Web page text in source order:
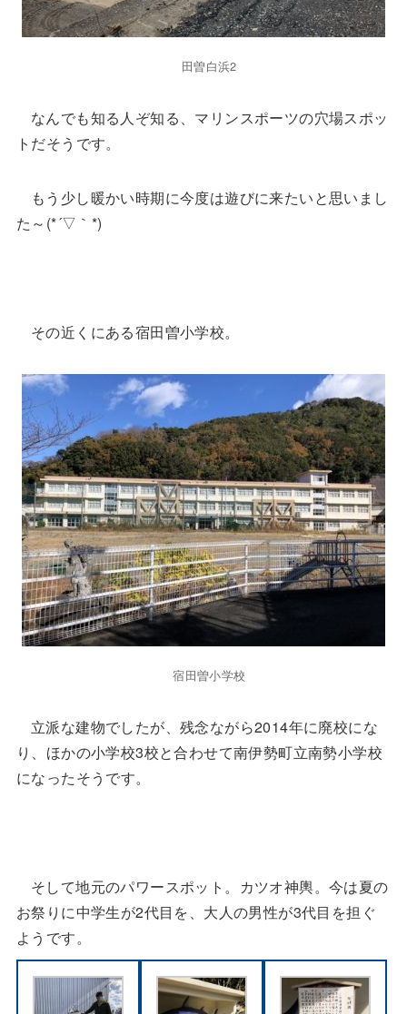
田曽白浜2
なんでも知る人ぞ知る、マリンスポーツの穴場スポッ
トだそうです。
もう少し暖かい時期に今度は遊びに来たいと思いまし
た～(*´▽｀*)
その近くにある宿田曽小学校。
宿田曽小学校
立派な建物でしたが、残念ながら2014年に廃校にな
り、ほかの小学校3校と合わせて南伊勢町立南勢小学校
になったそうです。
そして地元のパワースポット。カツオ神輿。今は夏の
お祭りに中学生が2代目を、大人の男性が3代目を担ぐ
ようです。